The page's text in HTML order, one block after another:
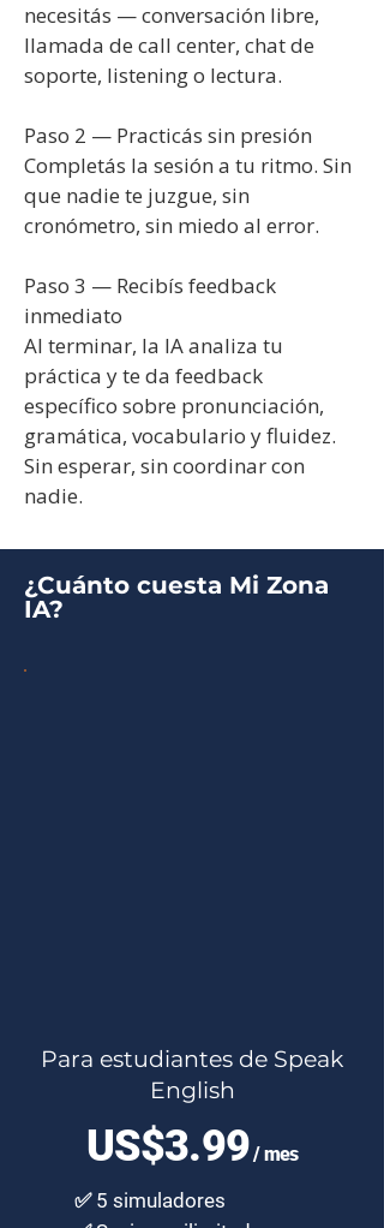
comprensión auditiva
vocabulario
necesitás — conversación libre,
llamada de call center, chat de
soporte, listening o lectura.
Paso 2 — Practicás sin presión
Completás la sesión a tu ritmo. Sin
que nadie te juzgue, sin
cronómetro, sin miedo al error.
Paso 3 — Recibís feedback
inmediato
Al terminar, la IA analiza tu
práctica y te da feedback
específico sobre pronunciación,
gramática, vocabulario y fluidez.
Sin esperar, sin coordinar con
nadie.
¿Cuánto cuesta Mi Zona
IA?
Para estudiantes de Speak
English
US$3.99/ mes
✅ 5 simuladores